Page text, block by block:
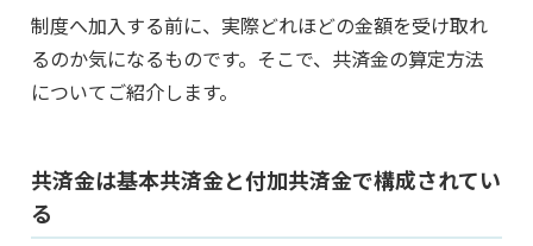
制度へ加入する前に、実際どれほどの金額を受け取れ
るのか気になるものです。そこで、共済金の算定方法
についてご紹介します。
共済金は基本共済金と付加共済金で構成されてい
る